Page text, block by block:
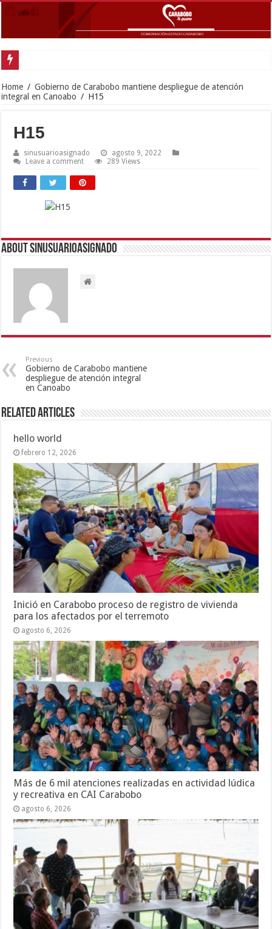
Home / Gobierno de Carabobo mantiene despliegue de atención
integral en Canoabo / H15
H15
sinusuarioasignado
agosto 9, 2022
Leave a comment
289 Views
About sinusuarioasignado
Previous
Gobierno de Carabobo mantiene
despliegue de atención integral
en Canoabo
Related Articles
hello world
febrero 12, 2026
Inició en Carabobo proceso de registro de vivienda
para los afectados por el terremoto
agosto 6, 2026
Más de 6 mil atenciones realizadas en actividad lúdica
y recreativa en CAI Carabobo
agosto 6, 2026